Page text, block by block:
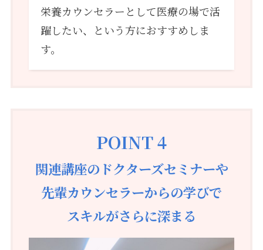
栄養カウンセラーとして医療の場で活
躍したい、という方におすすめしま
す。
POINT 4
関連講座のドクターズセミナーや
先輩カウンセラーからの学びで
スキルがさらに深まる